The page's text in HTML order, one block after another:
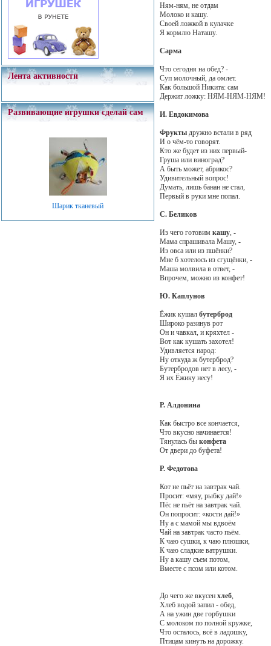
Лента активности
Развивающие игрушки сделай сам
Шарик тканевый
Ням-ням, не отдам
Молоко и кашу.
Своей ложкой в кулачке
Я кормлю Наташу.
Сарма
Что сегодня на обед? -
Суп молочный, да омлет.
Как большой Никита: сам
Держит ложку: НЯМ-НЯМ-НЯМ!
И. Евдокимова
Фруктыдружно встали в ряд
И о чём-то говорят.
Кто же будет из них первый-
Груша или виноград?
А быть может, абрикос?
Удивительный вопрос!
Думать, лишь банан не стал,
Первый в руки мне попал.
С. Беликов
Из чего готовим кашу, -
Мама спрашивала Машу, -
Из овса или из пшёнки?
Мне б хотелось из сгущёнки, -
Маша молвила в ответ, -
Впрочем, можно из конфет!
Ю. Каплунов
Ёжик кушал бутерброд
Широко разинув рот
Он и чавкал, и кряхтел -
Вот как кушать захотел!
Удивляется народ:
Ну откуда ж бутерброд?
Бутербродов нет в лесу, -
Я их Ёжику несу!
Р. Алдонина
Как быстро все кончается,
Что вкусно начинается!
Тянулась бы конфета
От двери до буфета!
Р. Федотова
Кот не пьёт на завтрак чай.
Просит: «мяу, рыбку дай!»
Пёс не пьёт на завтрак чай.
Он попросит: «кости дай!»
Ну а с мамой мы вдвоём
Чай на завтрак часто пьём.
К чаю сушки, к чаю плюшки,
К чаю сладкие ватрушки.
Ну а кашу съем потом,
Вместе с псом или котом.
До чего же вкусен хлеб,
Хлеб водой запил - обед,
А на ужин две горбушки
С молоком по полной кружке,
Что осталось, всё в ладошку,
Птицам кинуть на дорожку.